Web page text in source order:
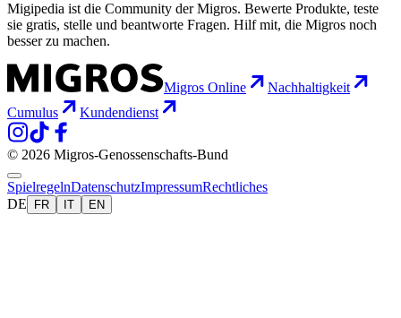
Migipedia ist die Community der Migros. Bewerte Produkte, teste
sie gratis, stelle und beantworte Fragen. Hilf mit, die Migros noch
besser zu machen.
Migros Online
Nachhaltigkeit
Cumulus
Kundendienst
© 2026 Migros-Genossenschafts-Bund
SpielregelnDatenschutzImpressumRechtliches
DE
FR IT EN